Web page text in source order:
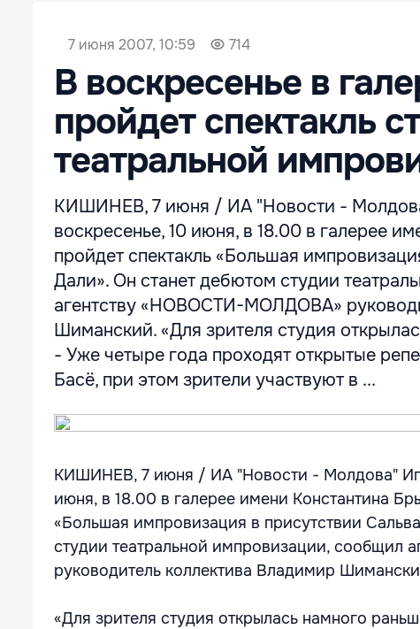
7 июня 2007, 10:59 714
В воскресенье в
пройдет спектакль
театральной
КИШИНЕВ, 7 июня / ИА "Новости -
воскресенье, 10 июня, в 18.00 в галерее
пройдет спектакль «Большая
Дали». Он станет дебютом студии
агентству «НОВОСТИ-МОЛДОВА»
Шиманский. «Для зрителя студия
- Уже четыре года проходят открытые
Басё, при этом зрители участвуют в ...
КИШИНЕВ, 7 июня / ИА "Новости - Молдова"
июня, в 18.00 в галерее имени Константина
«Большая импровизация в присутствии
студии театральной импровизации,
руководитель коллектива Владимир
«Для зрителя студия открылась намного